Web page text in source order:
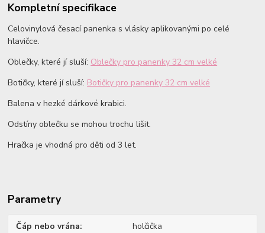
Kompletní specifikace
Celovinylová česací panenka s vlásky aplikovanými po celé
hlavičce.
Oblečky, které jí sluší: Oblečky pro panenky 32 cm velké
Botičky, které jí sluší: Botičky pro panenky 32 cm velké
Balena v hezké dárkové krabici.
Odstíny oblečku se mohou trochu lišit.
Hračka je vhodná pro děti od 3 let.
Parametry
Čáp nebo vrána holčička